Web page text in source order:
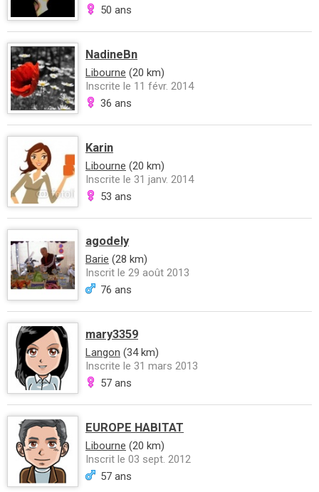
50 ans
NadineBn
Libourne (20 km)
Inscrite le 11 févr. 2014
36 ans
Karin
Libourne (20 km)
Inscrite le 31 janv. 2014
53 ans
agodely
Barie (28 km)
Inscrit le 29 août 2013
76 ans
mary3359
Langon (34 km)
Inscrite le 31 mars 2013
57 ans
EUROPE HABITAT
Libourne (20 km)
Inscrit le 03 sept. 2012
57 ans